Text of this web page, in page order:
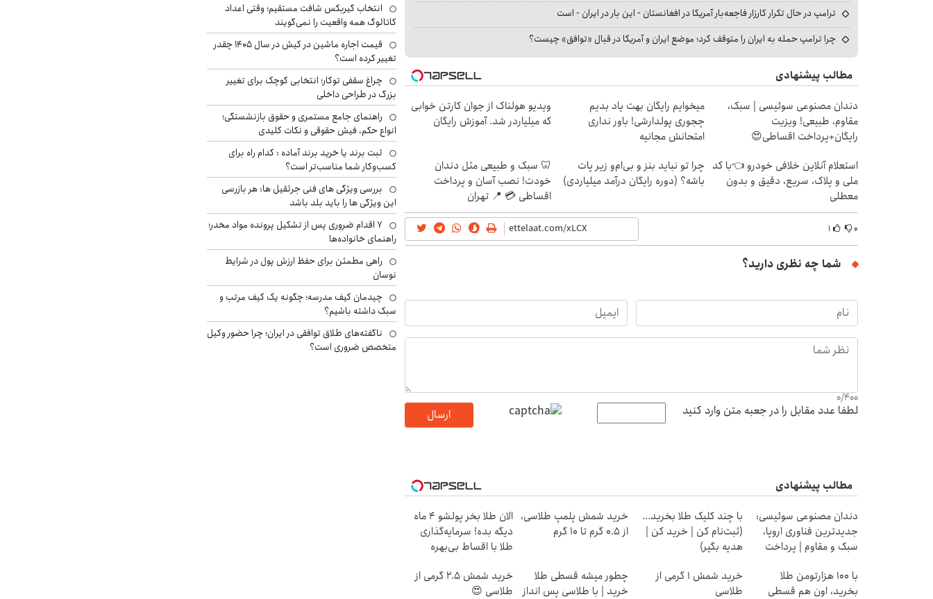
ترامپ در حال تکرار کارزار فاجعه‌بار آمریکا در افغانستان - این بار در ایران - است
چرا ترامپ حمله به ایران را متوقف کرد؛ موضع ایران و آمریکا در قبال «توافق» چیست؟
مطالب پیشنهادی
دندان مصنوعی سوئیسی | سبک،
مقاوم، طبیعی! ویزیت
رایگان+پرداخت اقساطی😍
میخوایم رایگان بهت یاد بدیم
چجوری پولدارشی! باور نداری
امتحانش مجانیه
ویدیو هولناک از جوان کارتن خوابی
که میلیاردر شد. آموزش رایگان
استعلام آنلاین خلافی خودرو 👈با کد
ملی و پلاک، سریع، دقیق و بدون
معطلی
چرا تو نباید بنز و بی‌ام‌و زیر پات
باشه؟ (دوره رایگان درآمد میلیاردی)
🦷 سبک و طبیعی مثل دندان
خودت! نصب آسان و پرداخت
اقساطی 💳 📍 تهران
۰ ۱
شما چه نظری دارید؟
0/400
لطفا عدد مقابل را در جعبه متن وارد کنید ارسال
مطالب پیشنهادی
دندان مصنوعی سوئیسی:
جدیدترین فناوری اروپا،
سبک و مقاوم | پرداخت
با چند کلیک طلا بخرید...
(ثبت‌نام کن | خرید کن |
هدیه بگیر)
خرید شمش پلمپ طلاسی،
از ۰.۵ گرم تا ۱۰ گرم
الان طلا بخر پولشو 4 ماه
دیگه بده! سرمایه‌گذاری
طلا با اقساط بی‌بهره
با ۱۰۰ هزارتومن طلا
بخرید، اون هم قسطی
خرید شمش 1 گرمی از
طلاسی
چطور میشه قسطی طلا
خرید | با طلاسی پس انداز
خرید شمش 2.5 گرمی از
طلاسی 😍
انتخاب گیربکس شافت مستقیم؛ وقتی اعداد
کاتالوگ همه واقعیت را نمی‌گویند
قیمت اجاره ماشین در کیش در سال ۱۴۰۵ چقدر
تغییر کرده است؟
چراغ سقفی توکار؛ انتخابی کوچک برای تغییر
بزرگ در طراحی داخلی
راهنمای جامع مستمری و حقوق بازنشستگی؛
انواع حکم، فیش حقوقی و نکات کلیدی
ثبت برند یا خرید برند آماده : کدام راه برای
کسب‌وکار شما مناسب‌تر است؟
بررسی ویژگی های فنی جرثقیل ها: هر بازرسی
این ویژگی ها را باید بلد باشد
۷ اقدام ضروری پس از تشکیل پرونده مواد مخدر؛
راهنمای خانواده‌ها
راهی مطمئن برای حفظ ارزش پول در شرایط
نوسان
چیدمان کیف مدرسه؛ چگونه یک کیف مرتب و
سبک داشته باشیم؟
ناگفته‌های طلاق توافقی در ایران؛ چرا حضور وکیل
متخصص ضروری است؟